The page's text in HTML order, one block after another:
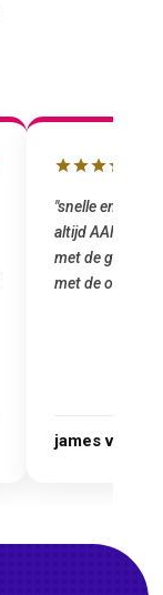
"snelle en
altijd AAN (:
met de grote
met de
james van